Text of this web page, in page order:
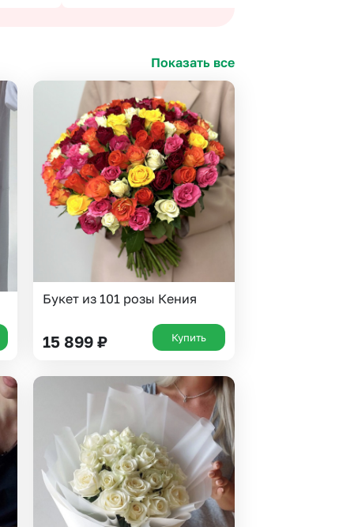
Показать все
Букет из 101 розы Кения
15 899 ₽ Купить